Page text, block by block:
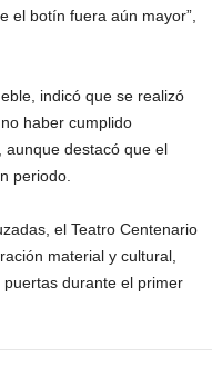
el botín fuera aún mayor”,
indicó que se realizó
haber cumplido
aunque destacó que el
periodo.
el Teatro Centenario
material y cultural,
durante el primer